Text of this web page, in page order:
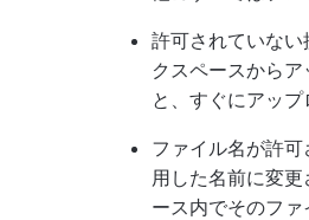
許可されていな
クスペースから
と、すぐにアップ
ファイル名が許
用した名前に変
ース内でそのファ